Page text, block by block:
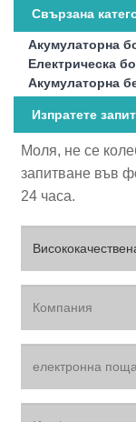
Свързана
Акумулаторна
Електрическа
Акумулаторна
Изпратете
Моля, не се
запитване във
24 часа.